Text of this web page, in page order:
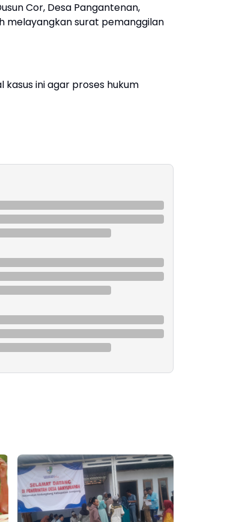
Cor, Desa Pangantenan,
melayangkan surat pemanggilan
ini agar proses hukum